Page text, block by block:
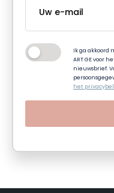
Ik ga akkoord
ART GE voor
nieuwsbrief.
het